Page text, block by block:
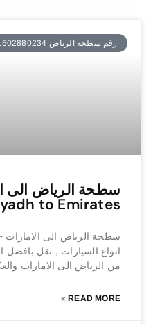
رقم سطحة الرياض 00971502880234
سطحة الرياض الى
to Emirates
سطحة الرياض الى
انواع السيارات , نقل بافضل
من الرياض الى الامارات
READ MORE »